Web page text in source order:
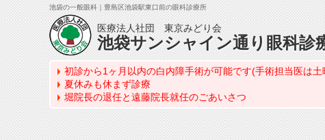
池袋の一般眼科｜豊島区池袋駅東口前の眼科診療所
医療法人社団 東京みどり会
池袋サンシャイン通り眼科診
初診から1ヶ月以内の白内障手術が可能です(手術担当医は
夏休みも休まず診療
堀院長の退任と遠藤院長就任のごあいさつ